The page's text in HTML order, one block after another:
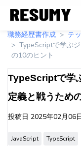
職務経歴書作成
テ
TypeScriptで学ぶ
の10のヒント
TypeScriptで学
定義と戦うため
投稿日 2025年02月06
JavaScript TypeScript